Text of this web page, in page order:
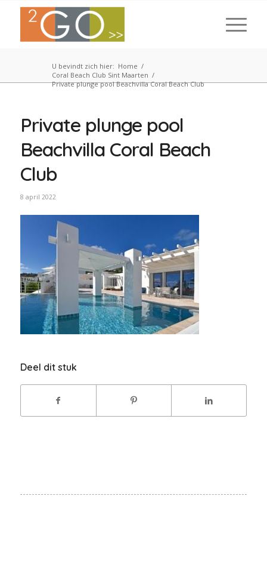
U bevindt zich hier: Home /
Coral Beach Club Sint Maarten /
Private plunge pool Beachvilla Coral Beach Club
Private plunge pool
Beachvilla Coral Beach
Club
8 april 2022
Deel dit stuk